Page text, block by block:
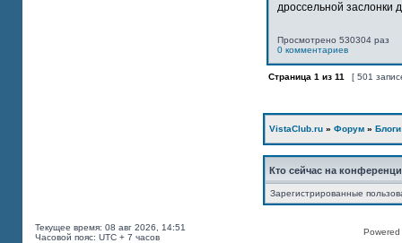
дроссельной заслонки
Просмотрено 530304 раз
0 комментариев
Страница 1 из 11 [ 501
VistaClub.ru » Форум » Блоги
Кто сейчас на
Зарегистрированные
Текущее время: 08 авг 2026, 14:51
Часовой пояс: UTC + 7 часов